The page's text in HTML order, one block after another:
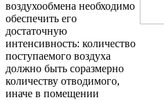
воздухообмена необходимо
обеспечить его
достаточную
интенсивность: количество
поступаемого воздуха
должно быть соразмерно
количеству отводимого,
иначе в помещении